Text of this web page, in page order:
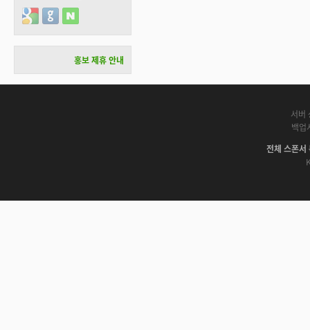
Login with Google
Login with GitHub
Login with Naver
홍보 제휴 안내
서버
백업
전체 스폰서